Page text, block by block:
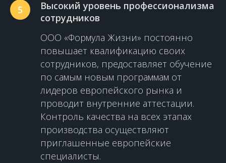
5
Высокий уровень профессионализма
сотрудников
ООО «Формула Жизни» постоянно
повышает квалификацию своих
сотрудников, предоставляет обучение
по самым новым программам от
лидеров европейского рынка и
проводит внутренние аттестации.
Контроль качества на всех этапах
производства осуществляют
приглашенные европейские
специалисты.